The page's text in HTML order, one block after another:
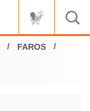
FAROS